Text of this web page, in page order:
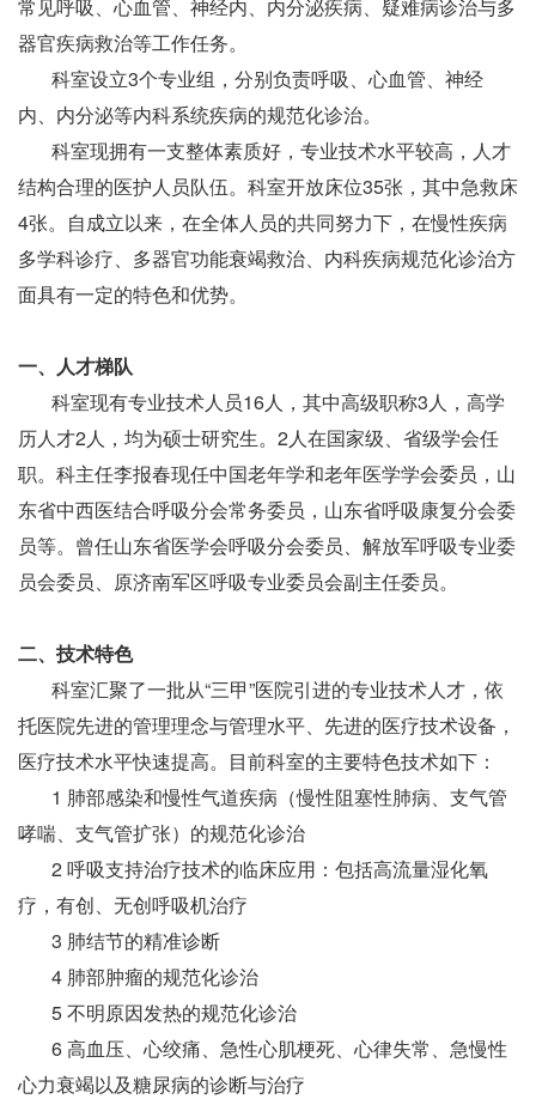
常见呼吸、心血管、神经内、内分泌疾病、疑难病诊治与多
器官疾病救治等工作任务。
科室设立3个专业组，分别负责呼吸、心血管、神经
内、内分泌等内科系统疾病的规范化诊治。
科室现拥有一支整体素质好，专业技术水平较高，人才
结构合理的医护人员队伍。科室开放床位35张，其中急救床
4张。自成立以来，在全体人员的共同努力下，在慢性疾病
多学科诊疗、多器官功能衰竭救治、内科疾病规范化诊治方
面具有一定的特色和优势。
一、人才梯队
科室现有专业技术人员16人，其中高级职称3人，高学
历人才2人，均为硕士研究生。2人在国家级、省级学会任
职。科主任李报春现任中国老年学和老年医学学会委员，山
东省中西医结合呼吸分会常务委员，山东省呼吸康复分会委
员等。曾任山东省医学会呼吸分会委员、解放军呼吸专业委
员会委员、原济南军区呼吸专业委员会副主任委员。
二、技术特色
科室汇聚了一批从“三甲”医院引进的专业技术人才，依
托医院先进的管理理念与管理水平、先进的医疗技术设备，
医疗技术水平快速提高。目前科室的主要特色技术如下：
1 肺部感染和慢性气道疾病（慢性阻塞性肺病、支气管
哮喘、支气管扩张）的规范化诊治
2 呼吸支持治疗技术的临床应用：包括高流量湿化氧
疗，有创、无创呼吸机治疗
3 肺结节的精准诊断
4 肺部肿瘤的规范化诊治
5 不明原因发热的规范化诊治
6 高血压、心绞痛、急性心肌梗死、心律失常、急慢性
心力衰竭以及糖尿病的诊断与治疗